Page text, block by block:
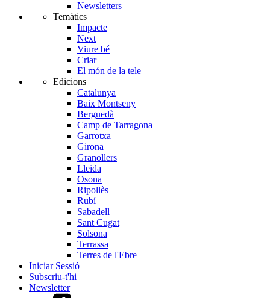
Newsletters
Temàtics
Impacte
Next
Viure bé
Criar
El món de la tele
Edicions
Catalunya
Baix Montseny
Berguedà
Camp de Tarragona
Garrotxa
Girona
Granollers
Lleida
Osona
Ripollès
Rubí
Sabadell
Sant Cugat
Solsona
Terrassa
Terres de l'Ebre
Iniciar Sessió
Subscriu-t'hi
Newsletter